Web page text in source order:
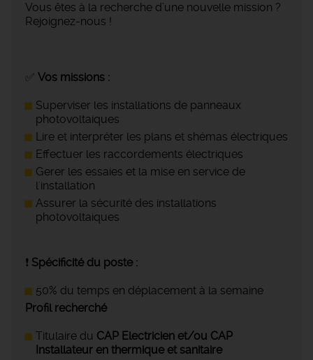
Vous êtes à la recherche d’une nouvelle mission ?
Rejoignez-nous !
✅ Vos missions :
Superviser les installations de panneaux
photovoltaiques
Lire et interpréter les plans et shémas électriques
Effectuer les raccordements électriques
Gerer les essaies et la mise en service de
l'installation
Assurer la sécurité des installations
photovoltaiques
❗ Spécificité du poste :
50% du temps en déplacement à la semaine
Profil recherché
Titulaire du CAP Electricien et/ou CAP
Installateur en thermique et sanitaire